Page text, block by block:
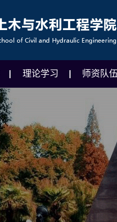
理论学习 师资队伍